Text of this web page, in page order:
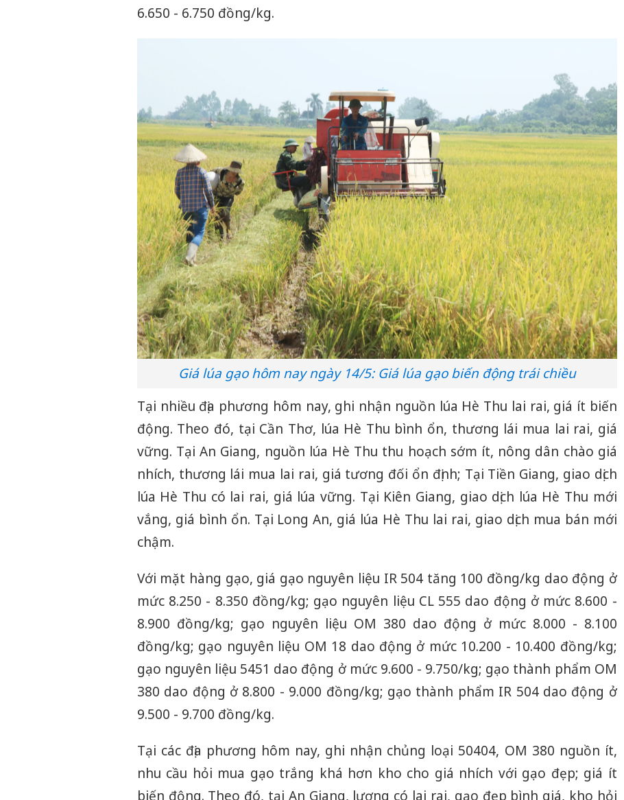
6.650 - 6.750 đồng/kg.
Giá lúa gạo hôm nay ngày 14/5: Giá lúa gạo biến động trái chiều
Tại nhiều địa phương hôm nay, ghi nhận nguồn lúa Hè Thu lai rai, giá ít biến
động. Theo đó, tại Cần Thơ, lúa Hè Thu bình ổn, thương lái mua lai rai, giá
vững. Tại An Giang, nguồn lúa Hè Thu thu hoạch sớm ít, nông dân chào giá
nhích, thương lái mua lai rai, giá tương đối ổn định; Tại Tiền Giang, giao dịch
lúa Hè Thu có lai rai, giá lúa vững. Tại Kiên Giang, giao dịch lúa Hè Thu mới
vắng, giá bình ổn. Tại Long An, giá lúa Hè Thu lai rai, giao dịch mua bán mới
chậm.
Với mặt hàng gạo, giá gạo nguyên liệu IR 504 tăng 100 đồng/kg dao động ở
mức 8.250 - 8.350 đồng/kg; gạo nguyên liệu CL 555 dao động ở mức 8.600 -
8.900 đồng/kg; gạo nguyên liệu OM 380 dao động ở mức 8.000 - 8.100
đồng/kg; gạo nguyên liệu OM 18 dao động ở mức 10.200 - 10.400 đồng/kg;
gạo nguyên liệu 5451 dao động ở mức 9.600 - 9.750/kg; gạo thành phẩm OM
380 dao động ở 8.800 - 9.000 đồng/kg; gạo thành phẩm IR 504 dao động ở
9.500 - 9.700 đồng/kg.
Tại các địa phương hôm nay, ghi nhận chủng loại 50404, OM 380 nguồn ít,
nhu cầu hỏi mua gạo trắng khá hơn kho cho giá nhích với gạo đẹp; giá ít
biến động. Theo đó, tại An Giang, lượng có lai rai, gạo đẹp bình giá, kho hỏi